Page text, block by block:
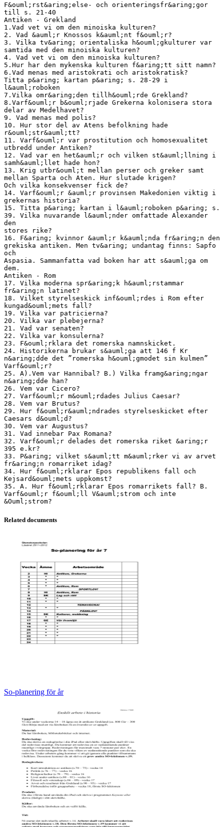
F&ouml;rst&aring;else- och orienteringsfr&aring;gor
till s. 21-40
Antiken - Grekland
1.Vad vet vi om den minoiska kulturen?
2. Vad &auml;r Knossos k&auml;nt f&ouml;r?
3. Vilka tv&aring; orientaliska h&ouml;gkulturer var
samtida med den minoiska kulturen?
4. Vad vet vi om den minoiska kulturen?
5.Hur har den mykenska kulturen f&aring;tt sitt namn?
6.Vad menas med aristokrati och aristokratisk?
Titta p&aring; kartan p&aring; s. 28-29 i
l&auml;roboken
7.Vilka omr&aring;den tillh&ouml;rde Grekland?
8.Varf&ouml;r b&ouml;rjade Grekerna kolonisera stora
delar av Medelhavet?
9. Vad menas med polis?
10. Hur stor del av Atens befolkning hade
r&ouml;str&auml;tt?
11. Varf&ouml;r var prostitution och homosexualitet
utbredd under Antiken?
12. Vad var en het&auml;r och vilken st&auml;llning i
samh&auml;llet hade hon?
13. Krig utbr&ouml;t mellan perser och greker samt
mellan Sparta och Aten. Hur slutade krigen?
Och vilka konsekvenser fick de?
14. Varf&ouml;r &auml;r provinsen Makedonien viktig i
grekernas historia?
15. Titta p&aring; kartan i l&auml;roboken p&aring; s.
39. Vilka nuvarande l&auml;nder omfattade Alexander
den
stores rike?
16. F&aring; kvinnor &auml;r k&auml;nda fr&aring;n den
grekiska antiken. Men tv&aring; undantag finns: Sapfo
och
Aspasia. Sammanfatta vad boken har att s&auml;ga om
dem.
Antiken - Rom
17. Vilka moderna spr&aring;k h&auml;rstammar
fr&aring;n latinet?
18. Vilket styrelseskick inf&ouml;rdes i Rom efter
kungad&ouml;mets fall?
19. Vilka var patricierna?
20. Vilka var plebejerna?
21. Vad var senaten?
22. Vilka var konsulerna?
23. F&ouml;rklara det romerska namnskicket.
24. Historikerna brukar s&auml;ga att 146 f Kr
n&aring;dde det ”romerska h&ouml;gmodet sin kulmen”
Varf&ouml;r?
25. A).Vem var Hannibal? B.) Vilka framg&aring;ngar
n&aring;dde han?
26. Vem var Cicero?
27. Varf&ouml;r m&ouml;rdades Julius Caesar?
28. Vem var Brutus?
29. Hur f&ouml;r&auml;ndrades styrelseskicket efter
Caesars d&ouml;d?
30. Vem var Augustus?
31. Vad innebar Pax Romana?
32. Varf&ouml;r delades det romerska riket &aring;r
395 e.kr?
33. P&aring; vilket s&auml;tt m&auml;rker vi av arvet
fr&aring;n romarriket idag?
34. Hur f&ouml;rklarar Epos republikens fall och
Kejsard&ouml;mets uppkomst?
35. A. Hur f&ouml;rklarar Epos romarrikets fall? B.
Varf&ouml;r f&ouml;ll V&auml;strom och inte
Related documents
So-planering för år